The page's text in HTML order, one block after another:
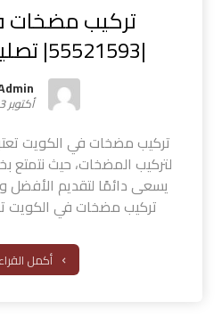
تركيب مضخات
|55521593| تصليح المضخات
أكتوبر 23, 2024
تركيب مضخات في الكويت تعتبر
لتركيب المضخات، حيث نتمتع
يسعى دائمًا لتقديم الأفضل
تركيب مضخات في الكويت
أكمل